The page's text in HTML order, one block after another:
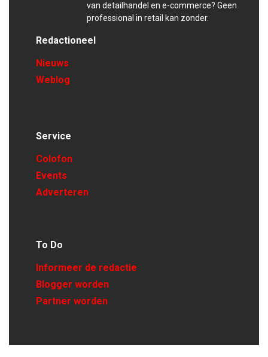
van detailhandel en e-commerce? Geen
professional in retail kan zonder.
Redactioneel
Nieuws
Weblog
Service
Colofon
Events
Adverteren
To Do
Informeer de redactie
Blogger worden
Partner worden